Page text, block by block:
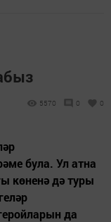
5570 0 0
була. Ул атна
көненә дә туры
да